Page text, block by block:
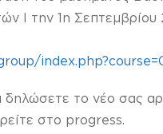
Ι την 1η Σεπτεμβρίου
δηλώσετε το νέο σας
στο progress.